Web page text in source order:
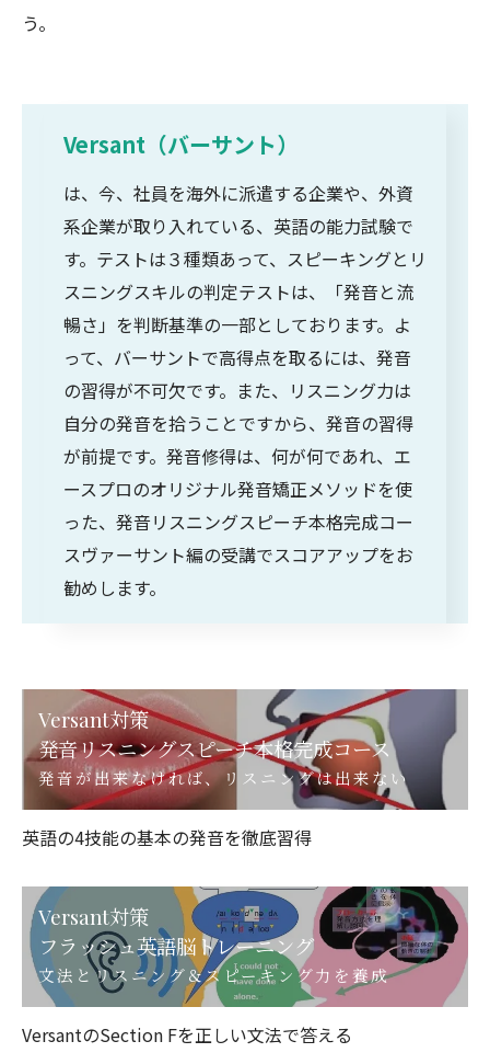
う。
Versant（バーサント）
は、今、社員を海外に派遣する企業や、外資
系企業が取り入れている、英語の能力試験で
す。テストは３種類あって、スピーキングとリ
スニングスキルの判定テストは、「発音と流
暢さ」を判断基準の一部としております。よ
って、バーサントで高得点を取るには、発音
の習得が不可欠です。また、リスニング力は
自分の発音を拾うことですから、発音の習得
が前提です。発音修得は、何が何であれ、エ
ースプロのオリジナル発音矯正メソッドを使
った、発音リスニングスピーチ本格完成コー
スヴァーサント編の受講でスコアアップをお
勧めします。
Versant対策
発音リスニングスピーチ本格完成コース
発音が出来なければ、リスニングは出来ない
英語の4技能の基本の発音を徹底習得
Versant対策
フラッシュ英語脳トレーニング
文法とリスニング＆スピーキング力を養成
VersantのSection Fを正しい文法で答える